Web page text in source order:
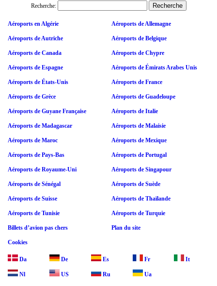
Recherche:
Aéroports en Algérie Aéroports de Allemagne
Aéroports de Autriche Aéroports de Belgique
Aéroports de Canada Aéroports de Chypre
Aéroports de Espagne Aéroports de Émirats Arabes Unis
Aéroports de États-Unis Aéroports de France
Aéroports de Grèce Aéroports de Guadeloupe
Aéroports de Guyane Française Aéroports de Italie
Aéroports de Madagascar Aéroports de Malaisie
Aéroports de Maroc Aéroports de Mexique
Aéroports de Pays-Bas Aéroports de Portugal
Aéroports de Royaume-Uni Aéroports de Singapour
Aéroports de Sénégal Aéroports de Suède
Aéroports de Suisse Aéroports de Thaïlande
Aéroports de Tunisie Aéroports de Turquie
Billets d’avion pas chers Plan du site
Cookies
Da De Es Fr It
Nl US Ru Ua